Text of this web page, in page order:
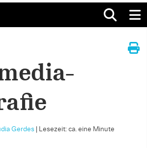
Gerdes Lesezeit: ca. eine Minute